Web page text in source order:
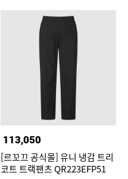
113,050
[르꼬끄 공식몰] 유니 냉감 트리
코트 트랙팬츠 QR223EFP51